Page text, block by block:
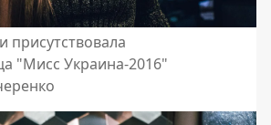
присутствовала
"Мисс Украина-2016"